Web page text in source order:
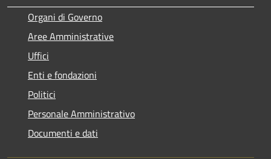
Organi di Governo
Aree Amministrative
Uffici
Enti e fondazioni
Politici
Personale Amministrativo
Documenti e dati